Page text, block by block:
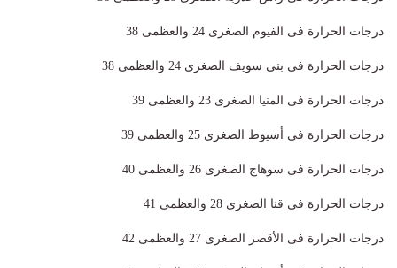
درجات الحرارة فى الفيوم الصغرى 24 والعظمى 38
درجات الحرارة فى بنى سويف الصغرى 24 والعظمى 38
درجات الحرارة فى المنيا الصغرى 23 والعظمى 39
درجات الحرارة فى أسيوط الصغرى 25 والعظمى 39
درجات الحرارة فى سوهاج الصغرى 26 والعظمى 40
درجات الحرارة فى قنا الصغرى 28 والعظمى 41
درجات الحرارة فى الأقصر الصغرى 27 والعظمى 42